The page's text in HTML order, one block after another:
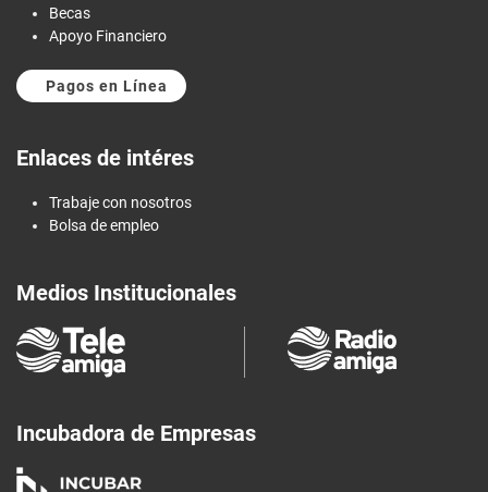
Becas
Apoyo Financiero
Pagos en Línea
Enlaces de intéres
Trabaje con nosotros
Bolsa de empleo
Medios Institucionales
Incubadora de Empresas